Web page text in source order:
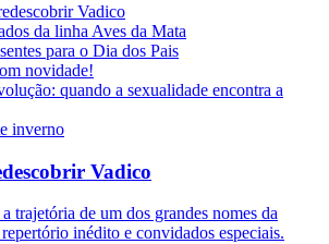
Vadico
da linha Aves da Mata
para o Dia dos Pais
novidade!
quando a sexualidade encontra a
inverno
Vadico
trajetória de um dos grandes nomes da
inédito e convidados especiais.